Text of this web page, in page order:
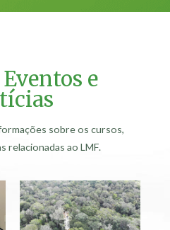
e
sobre os cursos,
relacionadas ao LMF.